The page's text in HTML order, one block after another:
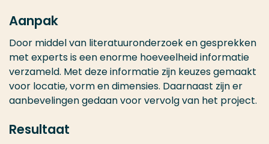
Aanpak
Door middel van literatuuronderzoek en gesprekken
met experts is een enorme hoeveelheid informatie
verzameld. Met deze informatie zijn keuzes gemaakt
voor locatie, vorm en dimensies. Daarnaast zijn er
aanbevelingen gedaan voor vervolg van het project.
Resultaat